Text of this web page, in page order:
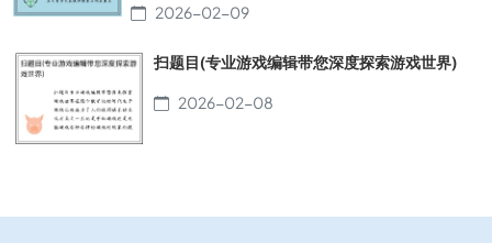
2026-02-09
扫题目(专业游戏编辑带您深度探索游戏世界)
2026-02-08